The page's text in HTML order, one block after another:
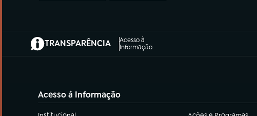
TRANSPARÊNCIA
Acesso à
Informação
(abre em nova aba)
Acesso à Informação